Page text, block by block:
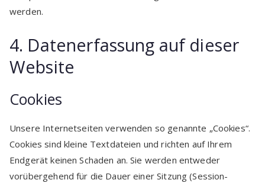
werden.
4. Datenerfassung auf dieser
Website
Cookies
Unsere Internetseiten verwenden so genannte „Cookies“.
Cookies sind kleine Textdateien und richten auf Ihrem
Endgerät keinen Schaden an. Sie werden entweder
vorübergehend für die Dauer einer Sitzung (Session-